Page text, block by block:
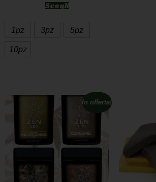
Scegli
1pz 3pz 5pz
10pz
In offerta!